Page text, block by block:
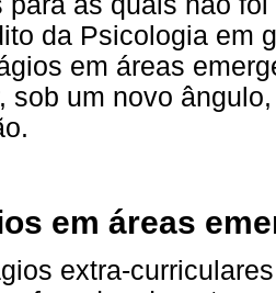
da Psicologia em
em áreas
sob um novo
em áreas
extra-